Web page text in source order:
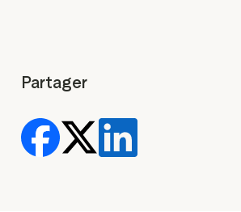
Partager